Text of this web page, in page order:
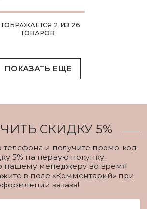
2 ИЗ 26
ТОВАРОВ
ПОКАЗАТЬ ЕЩЕ
СКИДКУ 5%
и получите промо-код
5% на первую покупку.
нашему менеджеру во время
в поле «Комментарий» при
заказа!